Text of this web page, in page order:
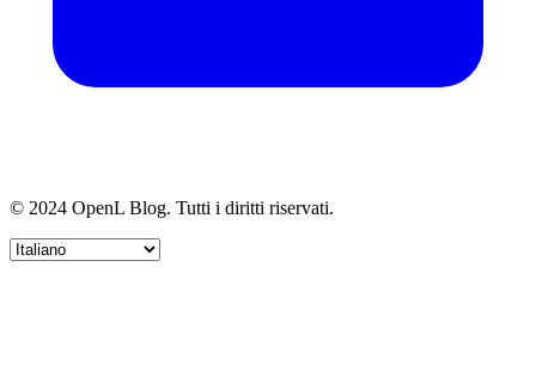
© 2024 OpenL Blog. Tutti i diritti riservati.